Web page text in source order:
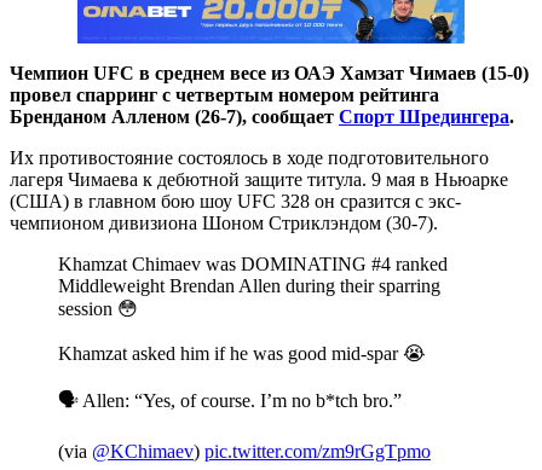
Чемпион UFC в среднем весе из ОАЭ Хамзат Чимаев (15-0)
провел спарринг с четвертым номером рейтинга
Бренданом Алленом (26-7), сообщает Спорт Шредингера.
Их противостояние состоялось в ходе подготовительного
лагеря Чимаева к дебютной защите титула. 9 мая в Ньюарке
(США) в главном бою шоу UFC 328 он сразится с экс-
чемпионом дивизиона Шоном Стриклэндом (30-7).
Khamzat Chimaev was DOMINATING #4 ranked
Middleweight Brendan Allen during their sparring
session 😳
Khamzat asked him if he was good mid-spar 😭
🗣️ Allen: “Yes, of course. I’m no b*tch bro.”
(via @KChimaev) pic.twitter.com/zm9rGgTpmo